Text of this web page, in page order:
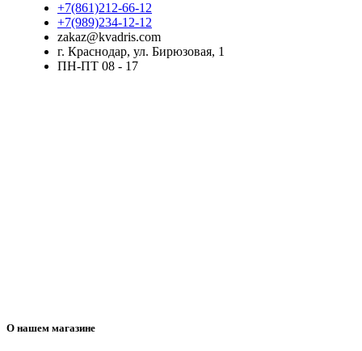
+7(861)212-66-12
+7(989)234-12-12
zakaz@kvadris.com
г. Краснодар, ул. Бирюзовая, 1
ПН-ПТ 08 - 17
О нашем магазине